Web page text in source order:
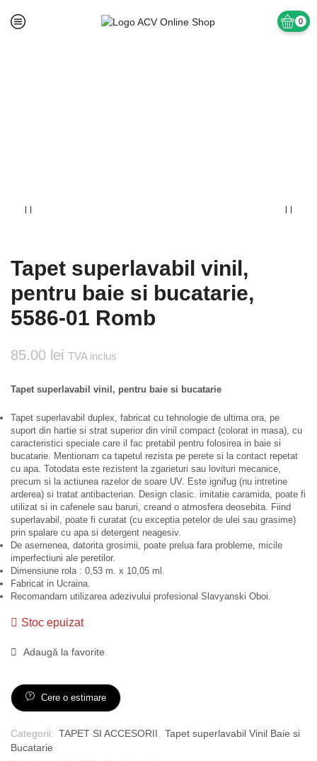
0
Tapet superlavabil vinil,
pentru baie si bucatarie,
5586-01 Romb
85.00 lei TVA inclus
Tapet superlavabil vinil, pentru baie si bucatarie
Tapet superlavabil duplex, fabricat cu tehnologie de ultima ora, pe
suport din hartie si strat superior din vinil compact (colorat in masa), cu
caracteristici speciale care il fac pretabil pentru folosirea in baie si
bucatarie. Mentionam ca tapetul rezista pe perete si la contact repetat
cu apa. Totodata este rezistent la zgarieturi sau lovituri mecanice,
precum si la actiunea razelor de soare UV. Este ignifug (nu intretine
arderea) si tratat antibacterian. Design clasic. imitatie caramida, poate fi
utilizat si in cafenele sau baruri, creand o atmosfera deosebita. Fiind
superlavabil, poate fi curatat (cu exceptia petelor de ulei sau grasime)
prin spalare cu apa si detergent neagesiv.
De asemenea, datorita grosimii, poate prelua fara probleme, micile
imperfectiuni ale peretilor.
Dimensiune rola : 0,53 m. x 10,05 ml.
Fabricat in Ucraina.
Recomandam utilizarea adezivului profesional Slavyanski Oboi.
Stoc epuizat
Adaugă la favorite
Cere o estimare
Categorii: TAPET SI ACCESORII
Tapet superlavabil Vinil Baie si
Bucatarie